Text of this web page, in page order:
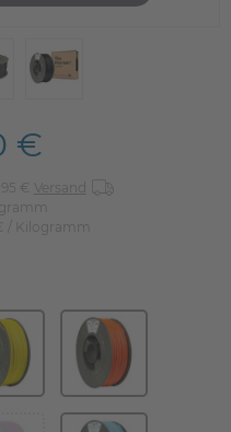
€
€
Versand
/ Kilogramm